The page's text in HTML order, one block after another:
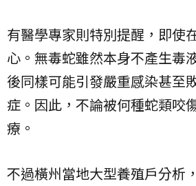
有醫學專家則特別提醒，即使
心。無毒蛇雖然本身不產生毒
後同樣可能引發嚴重感染甚至
症。因此，不論被何種蛇類咬
療。
不過橫州當地大型養殖戶分析